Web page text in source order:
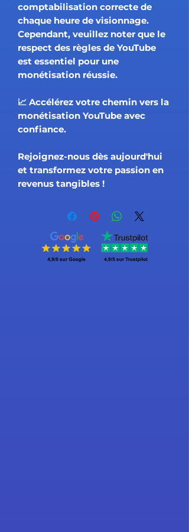
comptabilisation correcte de
chaque heure de visionnage.
Cependant, veuillez noter que le
respect des règles de YouTube
est essentiel pour une
monétisation réussie.
📈 Accélérez votre chemin vers la
monétisation YouTube avec
confiance.
Rejoignez-nous dès aujourd'hui
et transformez votre passion en
revenus tangibles !